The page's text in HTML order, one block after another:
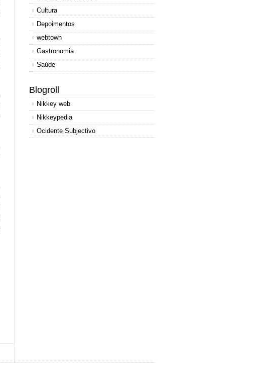
Cultura
Depoimentos
webtown
Gastronomia
Saúde
Blogroll
Nikkey web
Nikkeypedia
Ocidente Subjectivo